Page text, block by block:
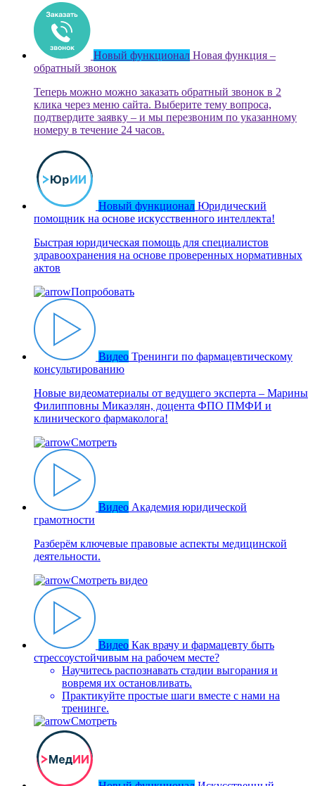
Новый функционал Новая функция –
обратный звонок
Теперь можно можно заказать обратный звонок в 2
клика через меню сайта. Выберите тему вопроса,
подтвердите заявку – и мы перезвоним по указанному
номеру в течение 24 часов.
Новый функционал Юридический
помощник на основе искусственного интеллекта!
Быстрая юридическая помощь для специалистов
здравоохранения на основе проверенных нормативных
актов
Попробовать
Видео Тренинги по фармацевтическому
консультированию
Новые видеоматериалы от ведущего эксперта – Марины
Филипповны Микаэлян, доцента ФПО ПМФИ и
клинического фармаколога!
Смотреть
Видео Академия юридической
грамотности
Разберём ключевые правовые аспекты медицинской
деятельности.
Смотреть видео
Видео Как врачу и фармацевту быть
стрессоустойчивым на рабочем месте?
Научитесь распознавать стадии выгорания и
вовремя их остановливать.
Практикуйте простые шаги вместе с нами на
тренинге.
Смотреть